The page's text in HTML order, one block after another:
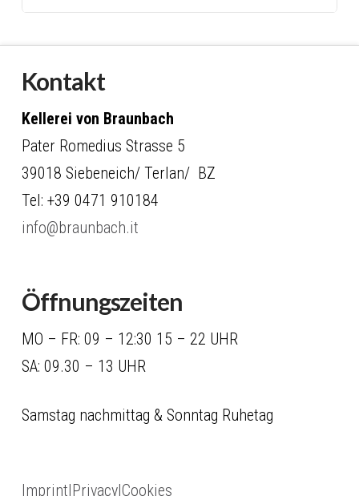
Kontakt
Kellerei von Braunbach
Pater Romedius Strasse 5
39018 Siebeneich/ Terlan/ BZ
Tel: +39 0471 910184
info@braunbach.it
Öffnungszeiten
MO – FR: 09 – 12:30 15 – 22 UHR
SA: 09.30 – 13 UHR
Samstag nachmittag & Sonntag Ruhetag
Imprint|Privacy|Cookies